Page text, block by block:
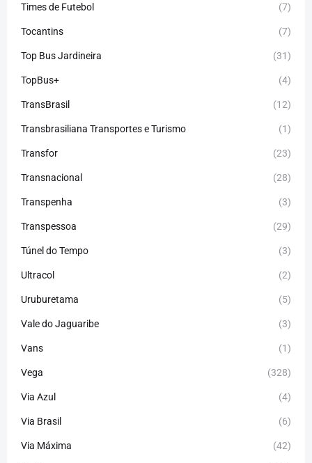
Times de Futebol (7)
Tocantins (7)
Top Bus Jardineira (31)
TopBus+ (4)
TransBrasil (12)
Transbrasiliana Transportes e Turismo (1)
Transfor (23)
Transnacional (28)
Transpenha (3)
Transpessoa (29)
Túnel do Tempo (3)
Ultracol (2)
Uruburetama (5)
Vale do Jaguaribe (3)
Vans (1)
Vega (328)
Via Azul (4)
Via Brasil (6)
Via Máxima (42)